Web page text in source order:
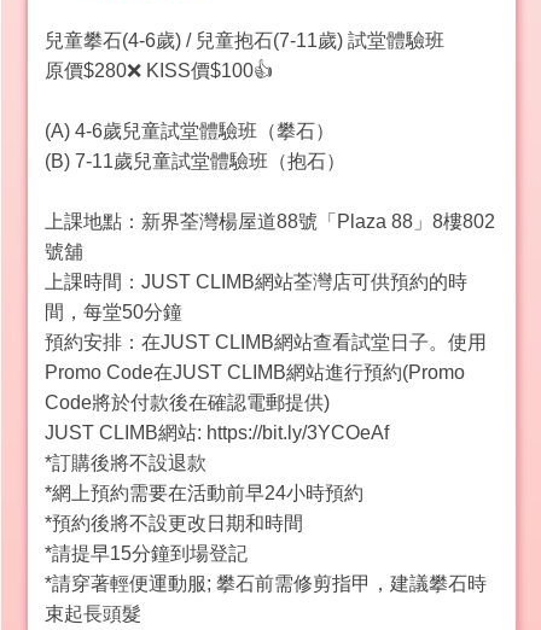
兒童攀石(4-6歲) / 兒童抱石(7-11歲) 試堂體驗班
原價$280❌ KISS價$100👍
(A) 4-6歲兒童試堂體驗班（攀石）
(B) 7-11歲兒童試堂體驗班（抱石）
上課地點：新界荃灣楊屋道88號「Plaza 88」8樓802
號舖
上課時間：JUST CLIMB網站荃灣店可供預約的時
間，每堂50分鐘
預約安排：在JUST CLIMB網站查看試堂日子。使用
Promo Code在JUST CLIMB網站進行預約(Promo
Code將於付款後在確認電郵提供)
JUST CLIMB網站: https://bit.ly/3YCOeAf
*訂購後將不設退款
*網上預約需要在活動前早24小時預約
*預約後將不設更改日期和時間
*請提早15分鐘到場登記
*請穿著輕便運動服; 攀石前需修剪指甲，建議攀石時
束起長頭髮